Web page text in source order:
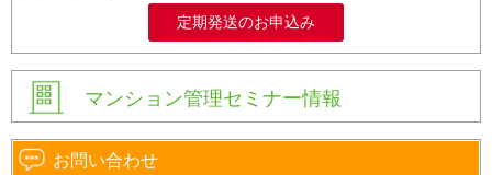
定期発送のお申込み
マンション管理セミナー情報
お問い合わせ